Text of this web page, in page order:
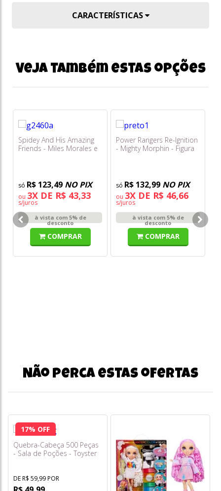
CARACTERÍSTICAS
Veja também estas opções
Spidey And His Amazing
Friends - Miles Morales e
R$ 123,49 NO PIX
ou 3X DE R$ 43,33
s/juros
à vista com 5% de
desconto
COMPRAR
Power Rangers Re-Ignition
- Mighty Morphin - Figura
R$ 132,99 NO PIX
ou 3X DE R$ 46,66
s/juros
à vista com 5% de
desconto
COMPRAR
Não perca estas ofertas
17% OFF
Quebra-Cabeça 500 Peças
- Sala de Poções - Toyster
DE R$ 59,99 POR